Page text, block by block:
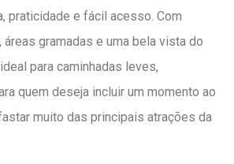
praticidade e fácil acesso. Com
áreas gramadas e uma bela vista do
para caminhadas leves,
quem deseja incluir um momento ao
muito das principais atrações da